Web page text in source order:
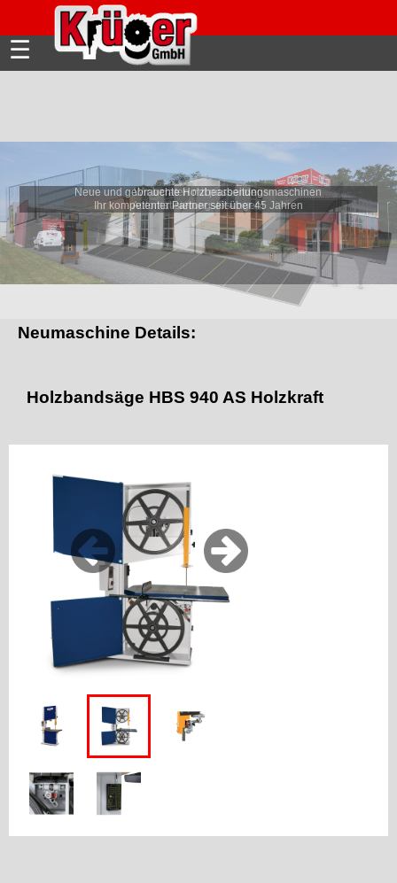
☰
Neue und gebrauchte Holzbearbeitungsmaschinen
Ihr kompetenter Partner seit über 45 Jahren
Wir beraten mit passenden
Automatisierungslösungen!
Neumaschine Details:
Holzbandsäge HBS 940 AS Holzkraft